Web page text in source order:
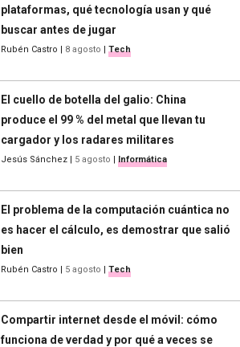
plataformas, qué tecnología usan y qué
buscar antes de jugar
Rubén Castro | 8 agosto | Tech
El cuello de botella del galio: China
produce el 99 % del metal que llevan tu
cargador y los radares militares
Jesús Sánchez | 5 agosto | Informática
El problema de la computación cuántica no
es hacer el cálculo, es demostrar que salió
bien
Rubén Castro | 5 agosto | Tech
Compartir internet desde el móvil: cómo
funciona de verdad y por qué a veces se